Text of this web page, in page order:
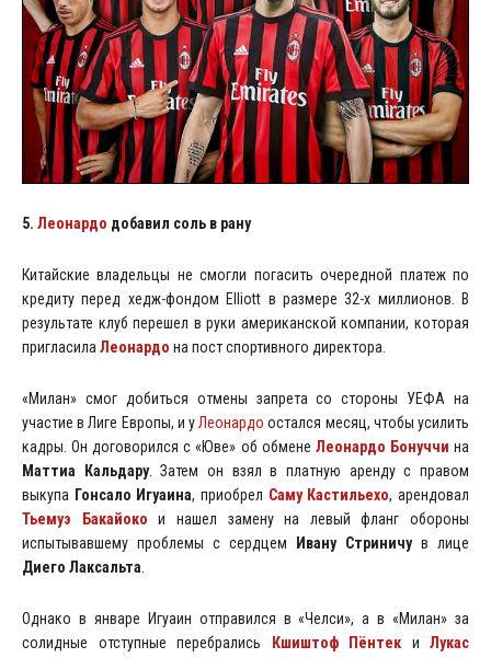
5. Леонардо добавил соль в рану
Китайские владельцы не смогли погасить очередной платеж по
кредиту перед хедж-фондом Elliott в размере 32-х миллионов. В
результате клуб перешел в руки американской компании, которая
пригласила Леонардо на пост спортивного директора.
«Милан» смог добиться отмены запрета со стороны УЕФА на
участие в Лиге Европы, и уЛеонардо остался месяц, чтобы усилить
кадры. Он договорился с «Юве» об обмене Леонардо Бонуччи на
Маттиа Кальдару. Затем он взял в платную аренду с правом
выкупа Гонсало Игуаина, приобрел Саму Кастильехо, арендовал
Тьемуэ Бакайоко и нашел замену на левый фланг обороны
испытывавшему проблемы с сердцем
Ивану Стриничув лице
Диего Лаксальта
Однако в январе Игуаин отправился в «Челси», а в «Милан» за
солидные отступные перебрались
Кшиштоф Пёнтек и Лукас